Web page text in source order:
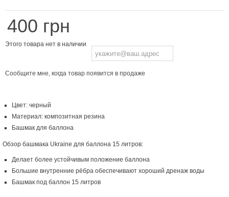
400 грн
Этого товара нет в наличии
Сообщите мне, когда товар появится в продаже
Цвет: черный
Материал: композитная резина
Башмак для баллона
Обзор башмака Ukraine для баллона 15 литров:
Делает более устойчивым положение баллона
Большие внутренние рёбра обеспечивают хороший дренаж воды
Башмак под баллон 15 литров